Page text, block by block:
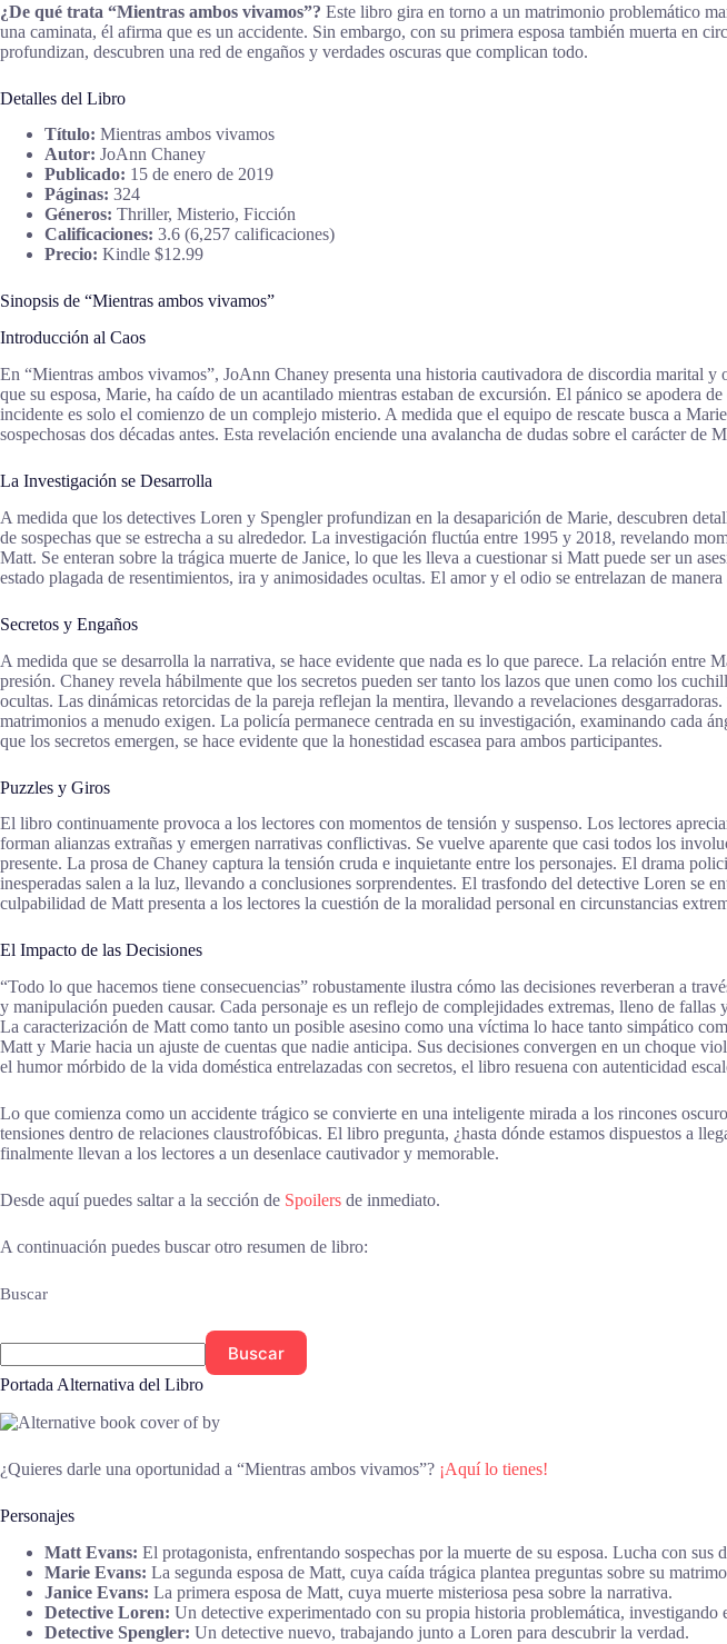
¿De qué trata “Mientras ambos vivamos”? Este libro gira en torno a un matrimonio problemático
una caminata, él afirma que es un accidente. Sin embargo, con su primera esposa también muerta en
profundizan, descubren una red de engaños y verdades oscuras que complican todo.
Detalles del Libro
Título: Mientras ambos vivamos
Autor: JoAnn Chaney
Publicado: 15 de enero de 2019
Páginas: 324
Géneros: Thriller, Misterio, Ficción
Calificaciones: 3.6 (6,257 calificaciones)
Precio: Kindle $12.99
Sinopsis de “Mientras ambos vivamos”
Introducción al Caos
En “Mientras ambos vivamos”, JoAnn Chaney presenta una historia cautivadora de discordia marital
que su esposa, Marie, ha caído de un acantilado mientras estaban de excursión. El pánico se apodera
incidente es solo el comienzo de un complejo misterio. A medida que el equipo de rescate busca a
sospechosas dos décadas antes. Esta revelación enciende una avalancha de dudas sobre el carácter
La Investigación se Desarrolla
A medida que los detectives Loren y Spengler profundizan en la desaparición de Marie, descubren
de sospechas que se estrecha a su alrededor. La investigación fluctúa entre 1995 y 2018, revelando
Matt. Se enteran sobre la trágica muerte de Janice, lo que les lleva a cuestionar si Matt puede ser un
estado plagada de resentimientos, ira y animosidades ocultas. El amor y el odio se entrelazan de
Secretos y Engaños
A medida que se desarrolla la narrativa, se hace evidente que nada es lo que parece. La relación
presión. Chaney revela hábilmente que los secretos pueden ser tanto los lazos que unen como los
ocultas. Las dinámicas retorcidas de la pareja reflejan la mentira, llevando a revelaciones
matrimonios a menudo exigen. La policía permanece centrada en su investigación, examinando cada
que los secretos emergen, se hace evidente que la honestidad escasea para ambos participantes.
Puzzles y Giros
El libro continuamente provoca a los lectores con momentos de tensión y suspenso. Los lectores
forman alianzas extrañas y emergen narrativas conflictivas. Se vuelve aparente que casi todos los
presente. La prosa de Chaney captura la tensión cruda e inquietante entre los personajes. El drama
inesperadas salen a la luz, llevando a conclusiones sorprendentes. El trasfondo del detective Loren se
culpabilidad de Matt presenta a los lectores la cuestión de la moralidad personal en circunstancias
El Impacto de las Decisiones
“Todo lo que hacemos tiene consecuencias” robustamente ilustra cómo las decisiones reverberan a
y manipulación pueden causar. Cada personaje es un reflejo de complejidades extremas, lleno de
La caracterización de Matt como tanto un posible asesino como una víctima lo hace tanto simpático
Matt y Marie hacia un ajuste de cuentas que nadie anticipa. Sus decisiones convergen en un choque
el humor mórbido de la vida doméstica entrelazadas con secretos, el libro resuena con autenticidad
Lo que comienza como un accidente trágico se convierte en una inteligente mirada a los rincones
tensiones dentro de relaciones claustrofóbicas. El libro pregunta, ¿hasta dónde estamos dispuestos a
finalmente llevan a los lectores a un desenlace cautivador y memorable.
Desde aquí puedes saltar a la sección de Spoilers de inmediato.
A continuación puedes buscar otro resumen de libro:
Buscar
Buscar
Portada Alternativa del Libro
¿Quieres darle una oportunidad a “Mientras ambos vivamos”? ¡Aquí lo tienes!
Personajes
Matt Evans: El protagonista, enfrentando sospechas por la muerte de su esposa. Lucha con sus
Marie Evans: La segunda esposa de Matt, cuya caída trágica plantea preguntas sobre su
Janice Evans: La primera esposa de Matt, cuya muerte misteriosa pesa sobre la narrativa.
Detective Loren: Un detective experimentado con su propia historia problemática, investigando
Detective Spengler: Un detective nuevo, trabajando junto a Loren para descubrir la verdad.